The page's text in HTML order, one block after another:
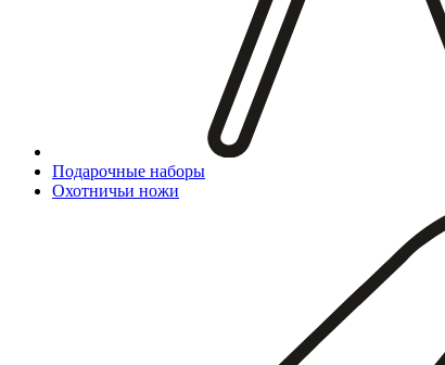
Подарочные наборы
Охотничьи ножи